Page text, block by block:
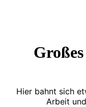
Hier bahnt sich
Arbeit